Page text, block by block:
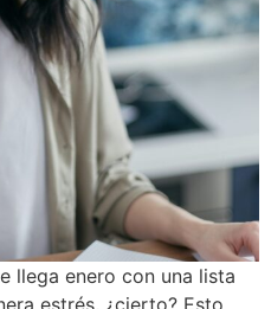
llega enero con una lista
estrés, ¿cierto? Esto